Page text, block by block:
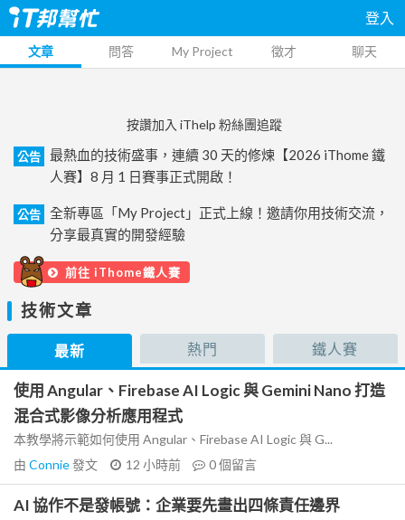
登入
文章 問答 My Project 徵才 聊天
按讚加入 iThelp 粉絲團追蹤
公告
最熱血的技術盛事，連續 30 天的修煉【2026 iThome 鐵
人賽】8 月 1 日賽事正式開啟！
公告
全新專區「My Project」正式上線！邀請你用技術交流，
分享最真實的開發經驗
前往 iThome鐵人賽
技術文章
最新 熱門 鐵人賽
使用 Angular、Firebase AI Logic 與 Gemini Nano 打造
混合式影像分析應用程式
本教學將示範如何使用 Angular、Firebase AI Logic 與 G...
由 Connie發文 12 小時前 0個留言
AI 協作不是發帳號：企業要先畫出四條責任邊界